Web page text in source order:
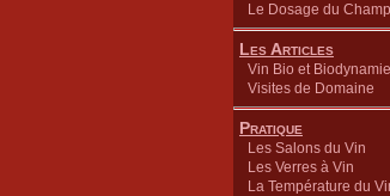
Le Dosage du
Les Articles
Vin Bio et Biodynamie
Visites de Domaine
Pratique
Les Salons du Vin
Les Verres à Vin
La Température du